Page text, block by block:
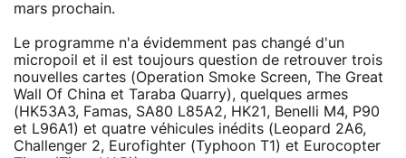
mars prochain.
Le programme n'a évidemment pas changé d'un
micropoil et il est toujours question de retrouver trois
nouvelles cartes (Operation Smoke Screen, The Great
Wall Of China et Taraba Quarry), quelques armes
(HK53A3, Famas, SA80 L85A2, HK21, Benelli M4, P90
et L96A1) et quatre véhicules inédits (Leopard 2A6,
Challenger 2, Eurofighter (Typhoon T1) et Eurocopter